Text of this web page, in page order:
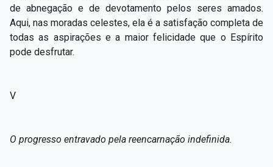
de abnegação e de devotamento pelos seres amados.
Aqui, nas moradas celestes, ela é a satisfação completa de
todas as aspirações e a maior felicidade que o Espírito
pode desfrutar.
V
O progresso entravado pela reencarnação indefinida.